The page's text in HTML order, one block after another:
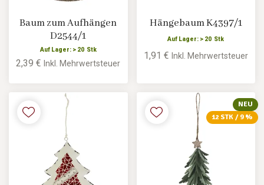
Baum zum Aufhängen
D2544/1
Auf Lager: > 20 Stk
2,39 €Inkl. Mehrwertsteuer
Hängebaum K4397/1
Auf Lager: > 20 Stk
1,91 € Inkl. Mehrwertsteuer
NEU
12 STK / 9 %